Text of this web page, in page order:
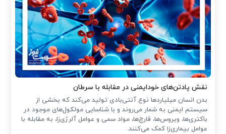
نقش پادتن‌های خودایمنی در مقابله با سرطان
بدن انسان میلیاردها نوع آنتی‌بادی تولید می‌کند که بخشی از
سیستم ایمنی به شمار می‌روند و با شناسایی مولکول‌های موجود در
باکتری‌ها، ویروس‌ها، قارچ‌ها، مواد سمی و عوامل آلرژی‌زا، به مقابله با
عوامل بیماری‌زا کمک می‌کنند.